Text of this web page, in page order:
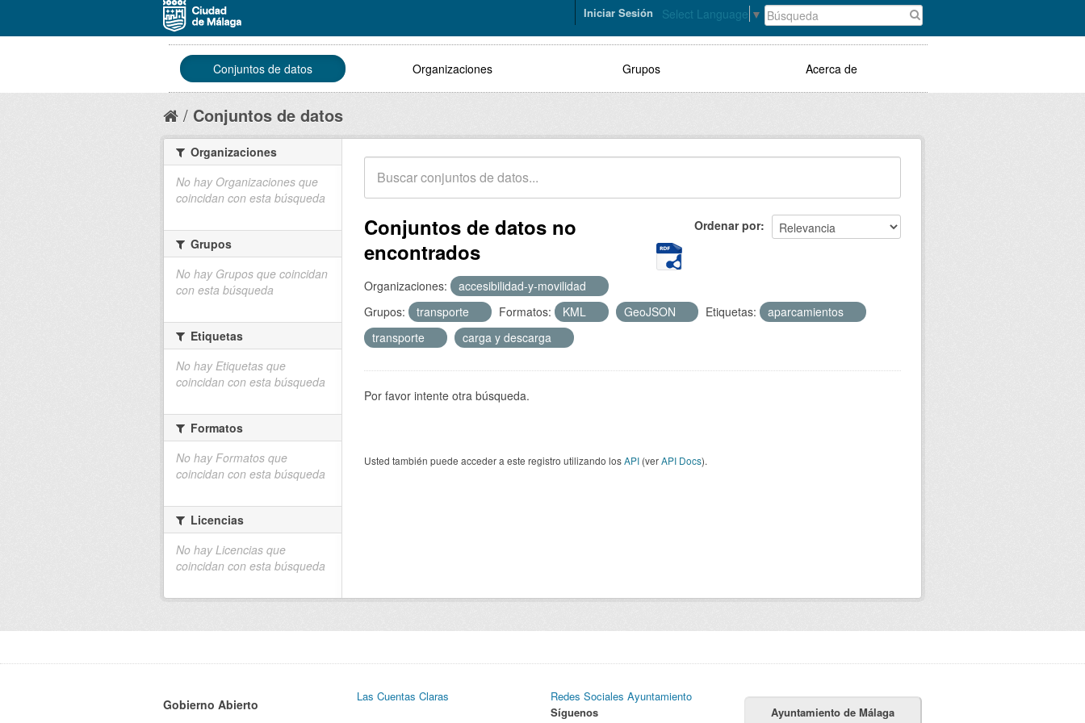
Select Language ▼
Iniciar Sesión
Conjuntos de datos Organizaciones Grupos Acerca de
Conjuntos de datos
Ordenar por
Conjuntos de datos no
encontrados
Organizaciones:
accesibilidad-y-movilidad
Grupos:
transporte Formatos: KML GeoJSON Etiquetas:
aparcamientos
transporte
carga y descarga
Por favor intente otra búsqueda.
Usted también puede acceder a este registro utilizando losAPI (verAPI Docs).
Organizaciones
No hay Organizaciones que
coincidan con esta búsqueda
Grupos
No hay Grupos que coincidan
con esta búsqueda
Etiquetas
No hay Etiquetas que
coincidan con esta búsqueda
Formatos
No hay Formatos que
coincidan con esta búsqueda
Licencias
No hay Licencias que
coincidan con esta búsqueda
Gobierno Abierto
Las Cuentas Claras
Redes Sociales Ayuntamiento
Síguenos
Ayuntamiento de Málaga